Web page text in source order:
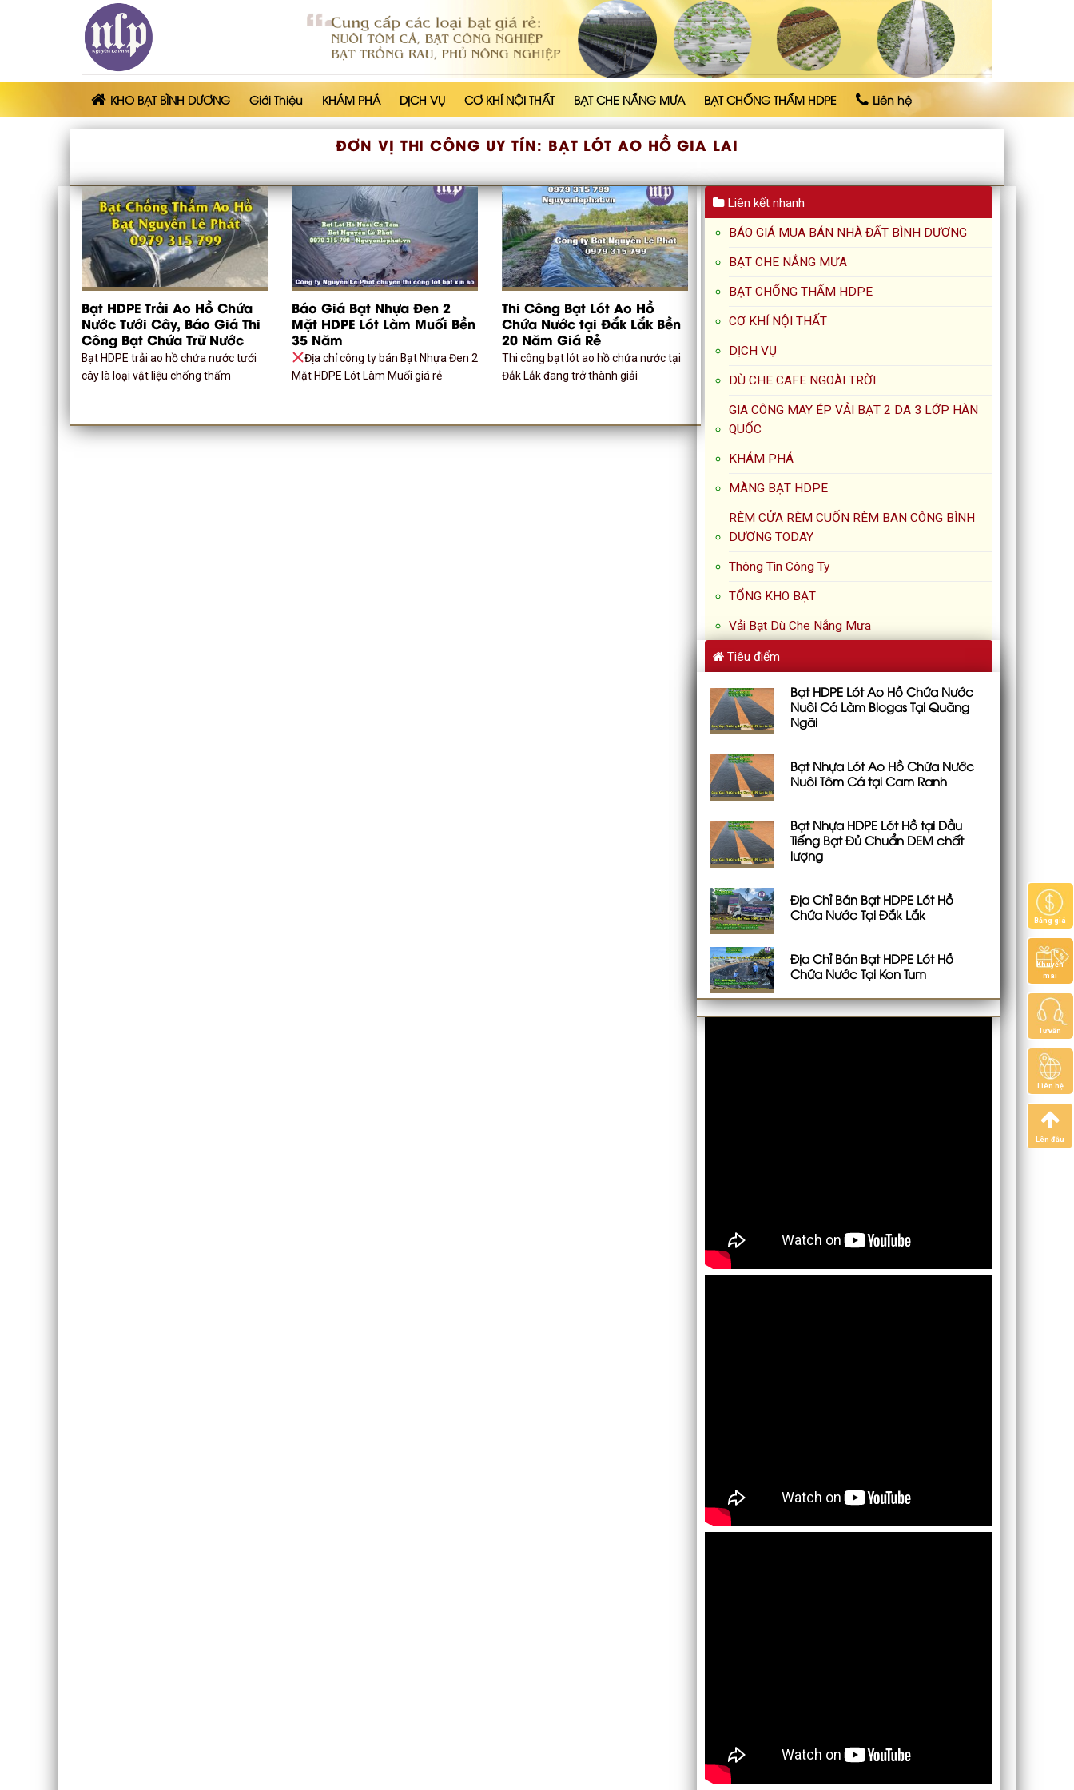
KHO BẠT BÌNH DƯƠNG Giới Thiệu KHÁM PHÁ DỊCH VỤ CƠ KHÍ NỘI THẤT BẠT CHE NẮNG MƯA BẠT CHỐNG THẤM HDPE Liên hệ
ĐƠN VỊ THI CÔNG UY TÍN: BẠT LÓT AO HỒ GIA LAI
Bạt HDPE Trải Ao Hồ Chứa
Nước Tưới Cây, Báo Giá Thi
Công Bạt Chứa Trữ Nước
Bạt HDPE trải ao hồ chứa nước tưới
cây là loại vật liệu chống thấm
Báo Giá Bạt Nhựa Đen 2
Mặt HDPE Lót Làm Muối Bền
35 Năm
Địa chỉ công ty bán Bạt Nhựa Đen 2
Mặt HDPE Lót Làm Muối giá rẻ
Thi Công Bạt Lót Ao Hồ
Chứa Nước tại Đắk Lắk Bền
20 Năm Giá Rẻ
Thi công bạt lót ao hồ chứa nước tại
Đắk Lắk đang trở thành giải
Liên kết nhanh
BÁO GIÁ MUA BÁN NHÀ ĐẤT BÌNH DƯƠNG
BẠT CHE NẮNG MƯA
BẠT CHỐNG THẤM HDPE
CƠ KHÍ NỘI THẤT
DỊCH VỤ
DÙ CHE CAFE NGOÀI TRỜI
GIA CÔNG MAY ÉP VẢI BẠT 2 DA 3 LỚP HÀN
QUỐC
KHÁM PHÁ
MÀNG BẠT HDPE
RÈM CỬA RÈM CUỐN RÈM BAN CÔNG BÌNH
DƯƠNG TODAY
Thông Tin Công Ty
TỔNG KHO BẠT
Vải Bạt Dù Che Nắng Mưa
Tiêu điểm
Bạt HDPE Lót Ao Hồ Chứa Nước
Nuôi Cá Làm Biogas Tại Quãng
Ngãi
Bạt Nhựa Lót Ao Hồ Chứa Nước
Nuôi Tôm Cá tại Cam Ranh
Bạt Nhựa HDPE Lót Hồ tại Dầu
Tiếng Bạt Đủ Chuẩn DEM chất
lượng
Địa Chỉ Bán Bạt HDPE Lót Hồ
Chứa Nước Tại Đắk Lắk
Địa Chỉ Bán Bạt HDPE Lót Hồ
Chứa Nước Tại Kon Tum
Bảng giá
Khuyến
mãi
Tư vấn
Liên hệ
Lên đầu